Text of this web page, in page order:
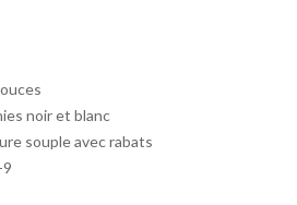
noir et blanc
souple avec rabats